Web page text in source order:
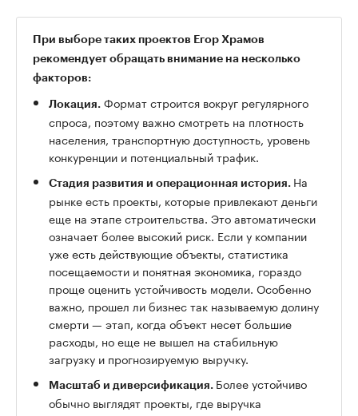
При выборе таких проектов Егор Храмов
рекомендует обращать внимание на несколько
факторов:
Локация. Формат строится вокруг регулярного
спроса, поэтому важно смотреть на плотность
населения, транспортную доступность, уровень
конкуренции и потенциальный трафик.
Стадия развития и операционная история. На
рынке есть проекты, которые привлекают деньги
еще на этапе строительства. Это автоматически
означает более высокий риск. Если у компании
уже есть действующие объекты, статистика
посещаемости и понятная экономика, гораздо
проще оценить устойчивость модели. Особенно
важно, прошел ли бизнес так называемую долину
смерти — этап, когда объект несет большие
расходы, но еще не вышел на стабильную
загрузку и прогнозируемую выручку.
Масштаб и диверсификация. Более устойчиво
обычно выглядят проекты, где выручка